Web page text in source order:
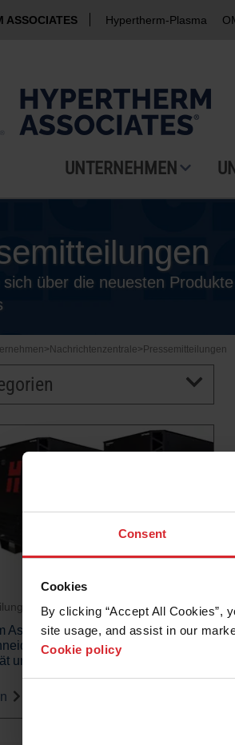
Consent
Cookies
By clicking “Accept All Cookies”,
site usage, and assist in our
Cookie policy
ASSOCIATES Hypertherm-Plasma
UNTERNEHMEN
sich über die neuesten
> Nachrichtenzentrale> Pressemitteilungen
Associates erweitert XPR®-
für mehr
und Vielseitigkeit